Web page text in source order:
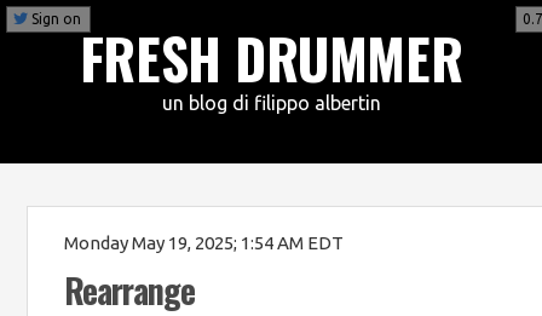
Sign onFRESH DRUMMER
un blog di filippo albertin
Monday May 19, 2025; 1:54 AM EDT
Rearrange